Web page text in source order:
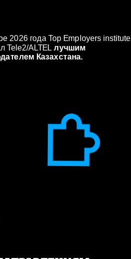
2026 года Top Employers institute
Tele2/ALTEL лучшим
Казахстана.